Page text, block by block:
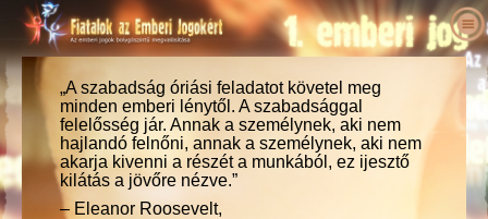
Rólunk
Mi a Fiatalok az Emberi Jogokért?
Célunk
A Fiatalok az Emberi Jogokért története
Ügyvezetők
Mik az emberi jogok?
Az emberi jogok meghatározása
Az emberi jogok háttere
Az Emberi Jogok Egyetemes Nyilatkozata
Pedagógusok
Üdvözöljük
Oktatócsomag – részletek
Cselekedjen!
Mit tehet ön?
Akik felszólaltak az emberi jogokért
„A szabadság óriási feladatot követel meg
minden emberi lénytől. A szabadsággal
felelősség jár. Annak a személynek, aki nem
hajlandó felnőni, annak a személynek, aki nem
akarja kivenni a részét a munkából, ez ijesztő
kilátás a jövőre nézve.”
– Eleanor Roosevelt,